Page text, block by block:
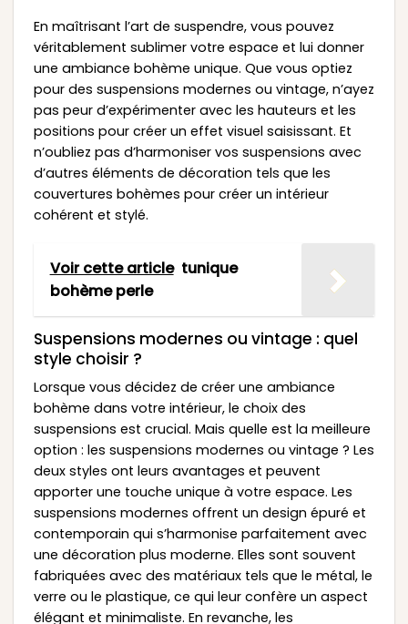
En maîtrisant l’art de suspendre, vous pouvez
véritablement sublimer votre espace et lui donner
une ambiance bohème unique. Que vous optiez
pour des suspensions modernes ou vintage, n’ayez
pas peur d’expérimenter avec les hauteurs et les
positions pour créer un effet visuel saisissant. Et
n’oubliez pas d’harmoniser vos suspensions avec
d’autres éléments de décoration tels que les
couvertures bohèmes pour créer un intérieur
cohérent et stylé.
Voir cette article tunique
bohème perle
Suspensions modernes ou vintage : quel
style choisir ?
Lorsque vous décidez de créer une ambiance
bohème dans votre intérieur, le choix des
suspensions est crucial. Mais quelle est la meilleure
option : les suspensions modernes ou vintage ? Les
deux styles ont leurs avantages et peuvent
apporter une touche unique à votre espace. Les
suspensions modernes offrent un design épuré et
contemporain qui s’harmonise parfaitement avec
une décoration plus moderne. Elles sont souvent
fabriquées avec des matériaux tels que le métal, le
verre ou le plastique, ce qui leur confère un aspect
élégant et minimaliste. En revanche, les